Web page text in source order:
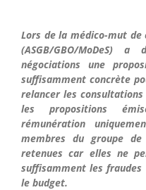
Lors de la médico-mut
(ASGB/GBO/MoDeS)
négociations une
suffisamment concrète
relancer les
les propositions
rémunération
membres du groupe
retenues car elles ne
suffisamment les
le budget.